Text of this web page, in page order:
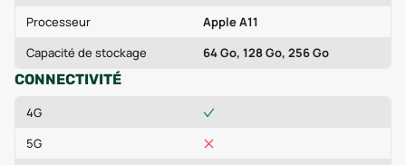
Processeur
Apple A11
Capacité de stockage
64 Go, 128 Go, 256 Go
CONNECTIVITÉ
4G
5G